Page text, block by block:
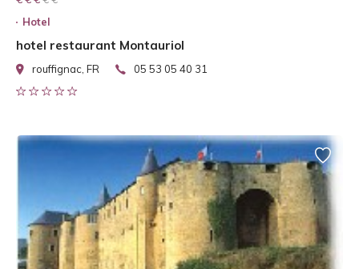
Hotel
hotel restaurant Montauriol
rouffignac, FR 05 53 05 40 31